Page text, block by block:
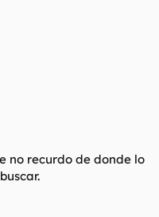
no recurdo de donde lo